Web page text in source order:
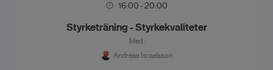
16:00 - 20:00
Styrketräning - Styrkekvaliteter
Med:
Andreas Israelsson